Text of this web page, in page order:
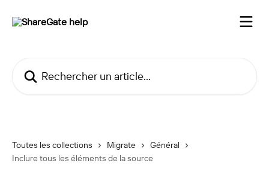
Toutes les collections Migrate
Général
Inclure tous les éléments de la source